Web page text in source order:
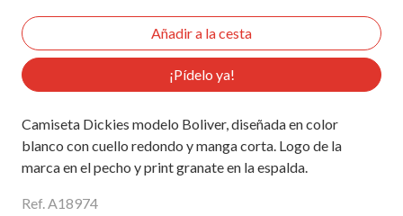
¡Pídelo ya!
Camiseta Dickies modelo Boliver, diseñada en color
blanco con cuello redondo y manga corta. Logo de la
marca en el pecho y print granate en la espalda.
Ref. A18974